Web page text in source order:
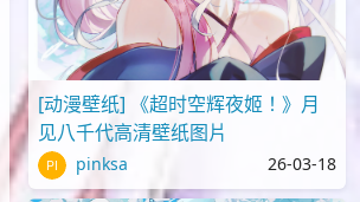
[动漫壁纸] 《超时空辉夜姬！》月
见八千代高清壁纸图片
pinksa 26-03-18